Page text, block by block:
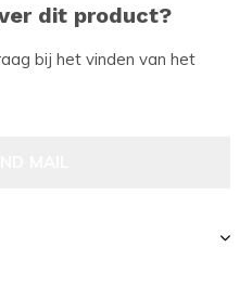
dit product?
bij het vinden van het